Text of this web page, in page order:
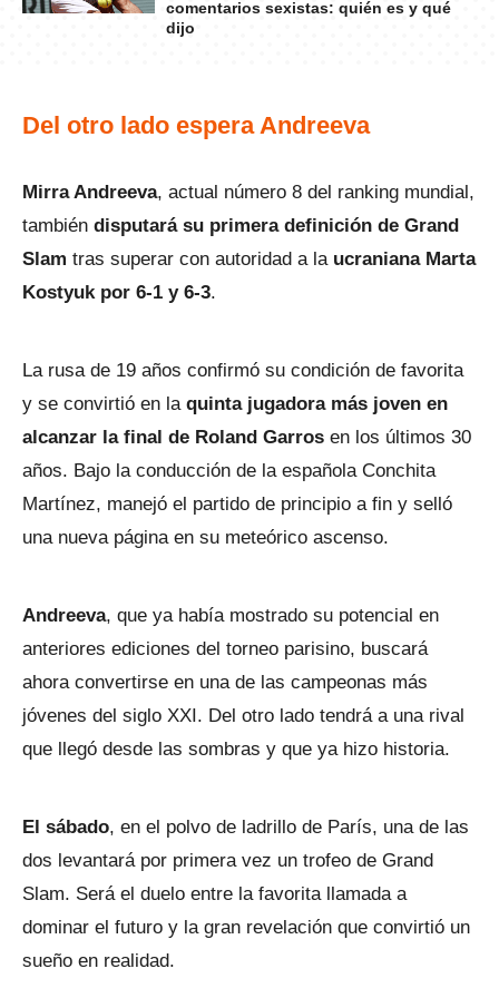
comentarios sexistas: quién es y qué
dijo
Del otro lado espera Andreeva
Mirra Andreeva, actual número 8 del ranking mundial,
también disputará su primera definición de Grand
Slam tras superar con autoridad a la ucraniana Marta
Kostyuk por 6-1 y 6-3.
La rusa de 19 años confirmó su condición de favorita
y se convirtió en la quinta jugadora más joven en
alcanzar la final de Roland Garros en los últimos 30
años. Bajo la conducción de la española Conchita
Martínez, manejó el partido de principio a fin y selló
una nueva página en su meteórico ascenso.
Andreeva, que ya había mostrado su potencial en
anteriores ediciones del torneo parisino, buscará
ahora convertirse en una de las campeonas más
jóvenes del siglo XXI. Del otro lado tendrá a una rival
que llegó desde las sombras y que ya hizo historia.
El sábado, en el polvo de ladrillo de París, una de las
dos levantará por primera vez un trofeo de Grand
Slam. Será el duelo entre la favorita llamada a
dominar el futuro y la gran revelación que convirtió un
sueño en realidad.